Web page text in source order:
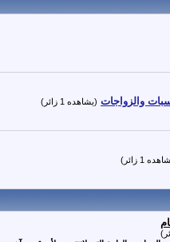
والزواجات (يشاهده 1 زائر)
1 زائر)